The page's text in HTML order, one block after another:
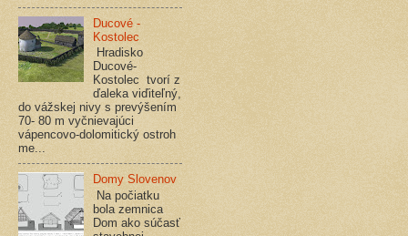
Ducové -
Kostolec
Hradisko
Ducové-
Kostolec tvorí z
ďaleka viďiteľný,
do vážskej nivy s prevýšením
70- 80 m vyčnievajúci
vápencovo-dolomitický ostroh
me...
Domy Slovenov
Na počiatku
bola zemnica
Dom ako súčasť